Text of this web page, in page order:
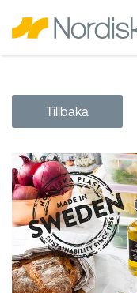
Laga &
Äta & Dricka
Diska &
Förvaring
Källsortering
Tillbaka